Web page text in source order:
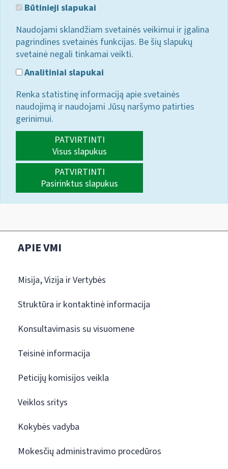
Būtinieji slapukai
Naudojami sklandžiam svetainės veikimui ir įgalina
pagrindines svetainės funkcijas. Be šių slapukų
svetainė negali tinkamai veikti.
Analitiniai slapukai
Renka statistinę informaciją apie svetainės
naudojimą ir naudojami Jūsų naršymo patirties
gerinimui.
PATVIRTINTI
Visus slapukus
PATVIRTINTI
Pasirinktus slapukus
APIE VMI
Misija, Vizija ir Vertybės
Struktūra ir kontaktinė informacija
Konsultavimasis su visuomene
Teisinė informacija
Peticijų komisijos veikla
Veiklos sritys
Kokybės vadyba
Mokesčių administravimo procedūros